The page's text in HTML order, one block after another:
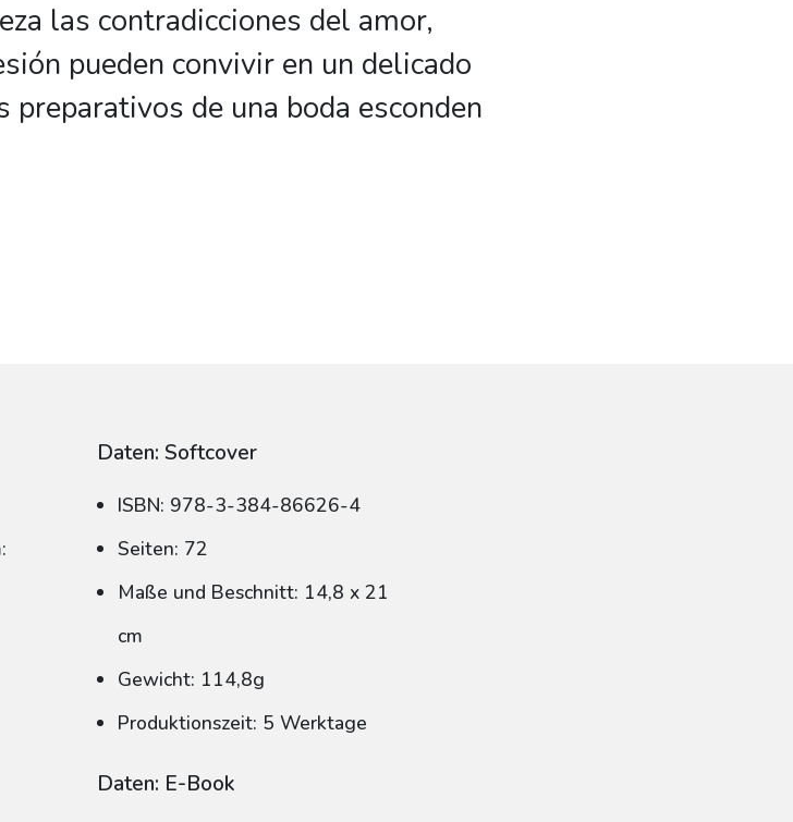
las contradicciones del amor,
pueden convivir en un delicado
de una boda esconden
Daten: Softcover
ISBN: 978-3-384-86626-4
Seiten: 72
Maße und Beschnitt: 14,8 x 21
cm
Gewicht: 114,8g
Produktionszeit: 5 Werktage
Daten: E-Book